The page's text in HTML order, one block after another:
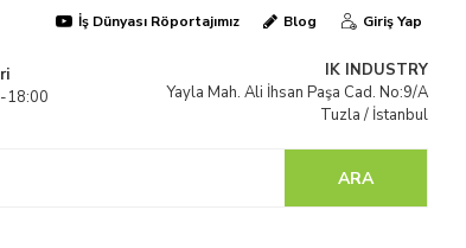
İş Dünyası Röportajımız Blog Giriş Yap
18:00
IK INDUSTRY
Yayla Mah. Ali İhsan Paşa Cad. No:9/A
Tuzla / İstanbul
ARA